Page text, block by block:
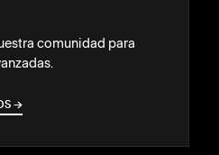
comunidad para
→